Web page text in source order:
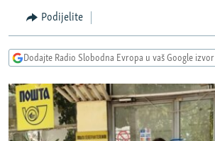
FOTOGALERIJE
RAT U UKRAJINI
RSE PRIČE IZ SVIJETA
ISPRIČAJ MI
DNEVNO@RSE
Podijelite
Dodajte Radio Slobodna Evropa u vaš Google izvor